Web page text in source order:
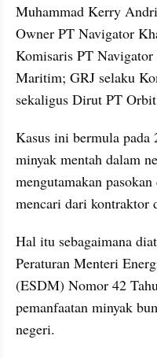
Muhammad Kerry
Owner PT Navigator
Komisaris PT
Maritim; GRJ selaku
sekaligus Dirut PT
Kasus ini bermula pada
minyak mentah dalam
mengutamakan
mencari dari kontraktor
Hal itu sebagaimana
Peraturan Menteri
(ESDM) Nomor 42
pemanfaatan minyak
negeri.